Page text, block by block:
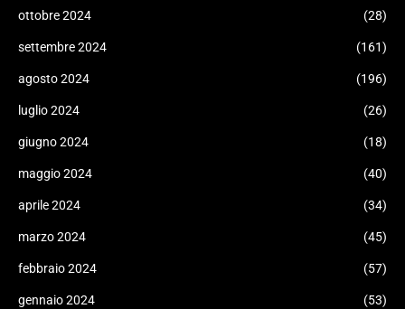
ottobre 2024 (28)
settembre 2024 (161)
agosto 2024 (196)
luglio 2024 (26)
giugno 2024 (18)
maggio 2024 (40)
aprile 2024 (34)
marzo 2024 (45)
febbraio 2024 (57)
gennaio 2024 (53)